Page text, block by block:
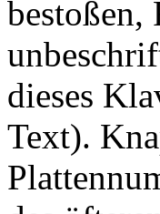
dieses
Text).